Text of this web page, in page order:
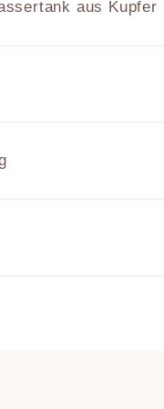
aus Kupfer
etwas